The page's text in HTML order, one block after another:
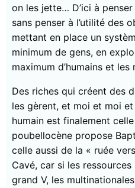
on les jette… D’ici à
sans penser à l’utilité des
mettant en place un
minimum de gens, en
maximum d’humains et
Des riches qui créent des
les gèrent, et moi et moi et
humain est finalement
poubellocène propose
celle aussi de la « ruée
Cavé, car si les
grand V, les